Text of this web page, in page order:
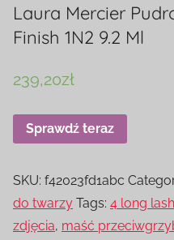
Laura Mercier
Finish 1N2 9.2 Ml
239,20zł
Sprawdź teraz
SKU: f42023fd1abc
do twarzy Tags: 4 long
zdjęcia, maść